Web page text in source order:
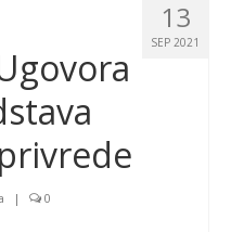
13
SEP 2021
| 0